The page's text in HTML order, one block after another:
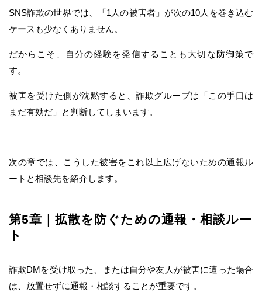
SNS詐欺の世界では、「1人の被害者」が次の10人を巻き込む
ケースも少なくありません。
だからこそ、自分の経験を発信することも大切な防御策で
す。
被害を受けた側が沈黙すると、詐欺グループは「この手口は
まだ有効だ」と判断してしまいます。
次の章では、こうした被害をこれ以上広げないための通報ル
ートと相談先を紹介します。
第5章｜拡散を防ぐための通報・相談ルー
ト
詐欺DMを受け取った、または自分や友人が被害に遭った場合
は、 放置せずに通報・相談することが重要です。